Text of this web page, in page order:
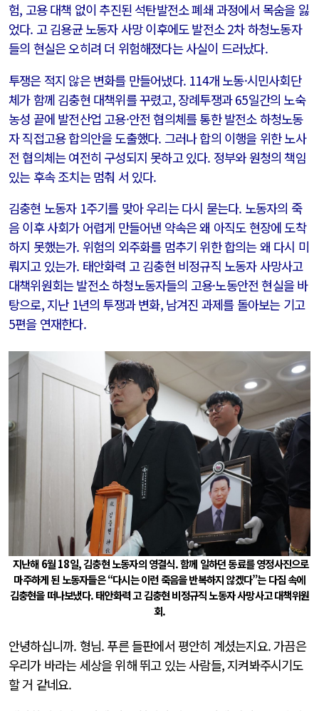
험, 고용 대책 없이 추진된 석탄발전소 폐쇄 과정에서 목숨을 잃
었다. 고 김용균 노동자 사망 이후에도 발전소 2차 하청노동자
들의 현실은 오히려 더 위험해졌다는 사실이 드러났다.
투쟁은 적지 않은 변화를 만들어냈다. 114개 노동·시민사회단
체가 함께 김충현 대책위를 꾸렸고, 장례투쟁과 65일간의 노숙
농성 끝에 발전산업 고용·안전 협의체를 통한 발전소 하청노동
자 직접고용 합의안을 도출했다. 그러나 합의 이행을 위한 노사
전 협의체는 여전히 구성되지 못하고 있다. 정부와 원청의 책임
있는 후속 조치는 멈춰 서 있다.
김충현 노동자 1주기를 맞아 우리는 다시 묻는다. 노동자의 죽
음 이후 사회가 어렵게 만들어낸 약속은 왜 아직도 현장에 도착
하지 못했는가. 위험의 외주화를 멈추기 위한 합의는 왜 다시 미
뤄지고 있는가. 태안화력 고 김충현 비정규직 노동자 사망사고
대책위원회는 발전소 하청노동자들의 고용·노동안전 현실을 바
탕으로, 지난 1년의 투쟁과 변화, 남겨진 과제를 돌아보는 기고
5편을 연재한다.
지난해 6월 18일, 김충현 노동자의 영결식. 함께 일하던 동료를 영정사진으로
마주하게 된 노동자들은 “다시는 이런 죽음을 반복하지 않겠다”는 다짐 속에
김충현을 떠나보냈다. 태안화력 고 김충현 비정규직 노동자 사망사고 대책위원
회.
안녕하십니까. 형님. 푸른 들판에서 평안히 계셨는지요. 가끔은
우리가 바라는 세상을 위해 뛰고 있는 사람들, 지켜봐주시기도
할 거 같네요.